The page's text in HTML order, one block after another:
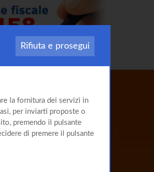
sullaCirrosi
Rifiuta e prosegui
la fornitura dei servizi in
per inviarti proposte o
premendo il pulsante
di premere il pulsante